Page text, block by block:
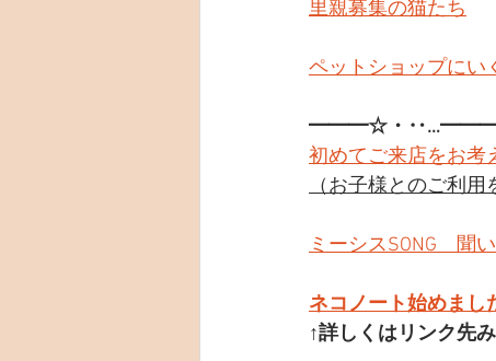
里親募集の猫たち
ペットショップにい
━━━☆・
初めてご来店をお考
（お子様とのご利
ミーシスSONG　聞
ネコノート始めまし
↑詳しくはリンク先み